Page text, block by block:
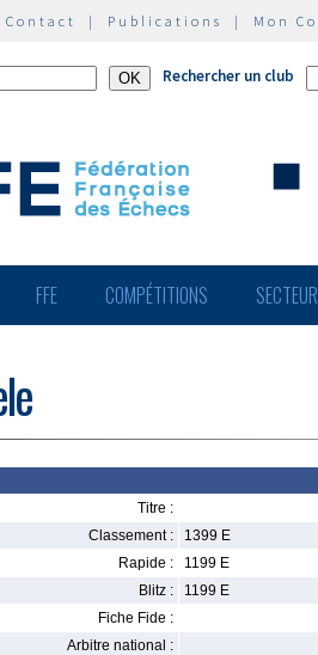
Contact | Publications | Mon
Rechercher un club
FFE COMPÉTITIONS
Titre :
Classement :
1399 E
Rapide :
1199 E
Blitz :
1199 E
Fiche Fide :
Arbitre national :